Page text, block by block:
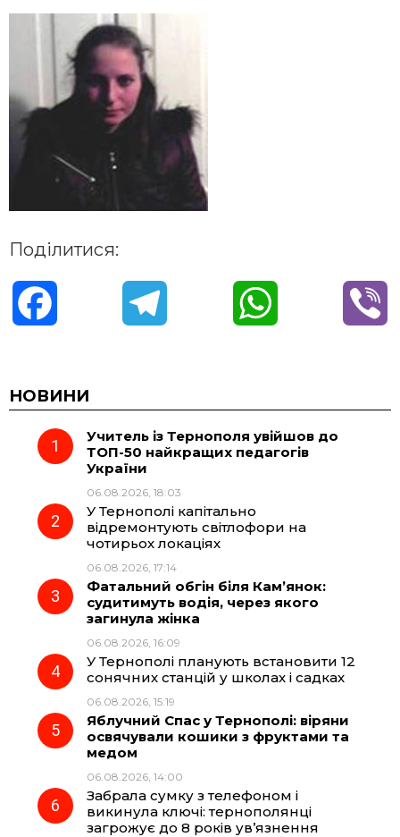
Поділитися:
c
e
o
k
e
r
a
m
t
A
НОВИНИ
Учитель із Тернополя увійшов до
ТОП-50 найкращих педагогів
України
06.08.2026, 18:03
У Тернополі капітально
відремонтують світлофори на
чотирьох локаціях
06.08.2026, 17:14
Фатальний обгін біля Кам’янок:
судитимуть водія, через якого
загинула жінка
06.08.2026, 16:09
У Тернополі планують встановити 12
сонячних станцій у школах і садках
06.08.2026, 15:19
Яблучний Спас у Тернополі: віряни
освячували кошики з фруктами та
медом
06.08.2026, 14:00
Забрала сумку з телефоном і
викинула ключі: тернополянці
загрожує до 8 років ув’язнення